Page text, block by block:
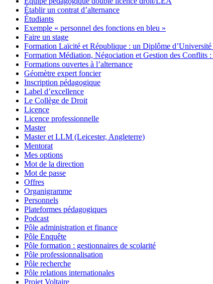
Établir un contrat d’alternance
Étudiants
Exemple « personnel des fonctions en bleu »
Faire un stage
Formation Laïcité et République : un Diplôme
Formation Médiation, Négociation et Gestion des
Formations ouvertes à l’alternance
Géomètre expert foncier
Inscription pédagogique
Label d’excellence
Le Collège de Droit
Licence
Licence professionnelle
Master
Master et LLM (Leicester, Angleterre)
Mentorat
Mes options
Mot de la direction
Mot de passe
Offres
Organigramme
Personnels
Plateformes pédagogiques
Podcast
Pôle administration et finance
Pôle Enquête
Pôle formation : gestionnaires de scolarité
Pôle professionnalisation
Pôle recherche
Pôle relations internationales
Projet Voltaire